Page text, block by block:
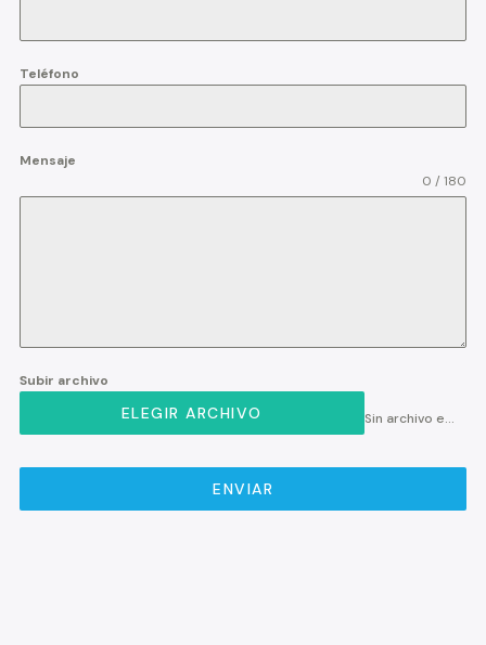
Teléfono
Mensaje
0 / 180
Subir archivo
ELEGIR ARCHIVO Sin archivo elegido
ENVIAR